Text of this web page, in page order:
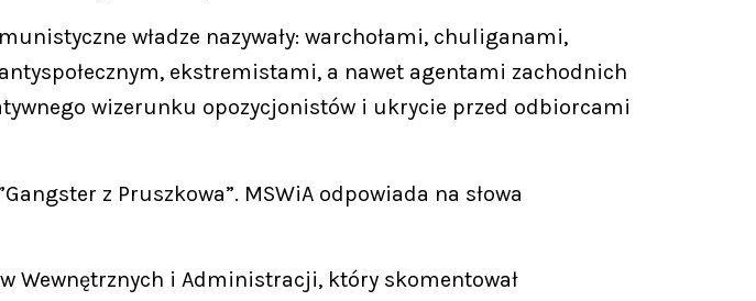
władze nazywały: warchołami, chuliganami,
ekstremistami, a nawet agentami zachodnich
wizerunku opozycjonistów i ukrycie przed odbiorcami
z Pruszkowa”. MSWiA odpowiada na słowa
Wewnętrznych i Administracji, który skomentował